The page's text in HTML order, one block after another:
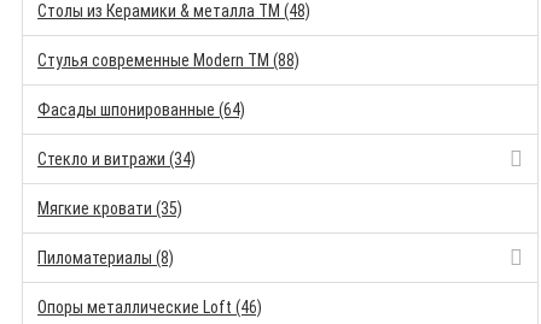
Столы из Керамики & металла TM (48)
Стулья современные Modern TM (88)
Фасады шпонированные (64)
Стекло и витражи (34)
Мягкие кровати (35)
Пиломатериалы (8)
Опоры металлические Loft (46)